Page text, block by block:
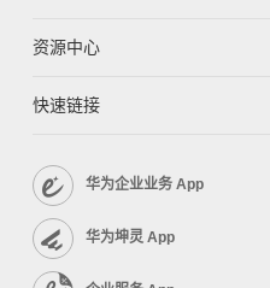
资源中心
快速链接
华为企业业务 App
华为坤灵 App